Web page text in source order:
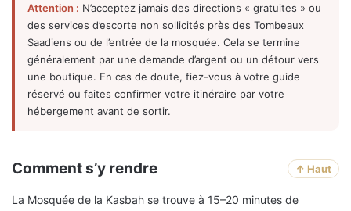
Attention : N’acceptez jamais des directions « gratuites » ou
des services d’escorte non sollicités près des Tombeaux
Saadiens ou de l’entrée de la mosquée. Cela se termine
généralement par une demande d’argent ou un détour vers
une boutique. En cas de doute, fiez-vous à votre guide
réservé ou faites confirmer votre itinéraire par votre
hébergement avant de sortir.
Comment s’y rendre ↑ Haut
La Mosquée de la Kasbah se trouve à 15–20 minutes de